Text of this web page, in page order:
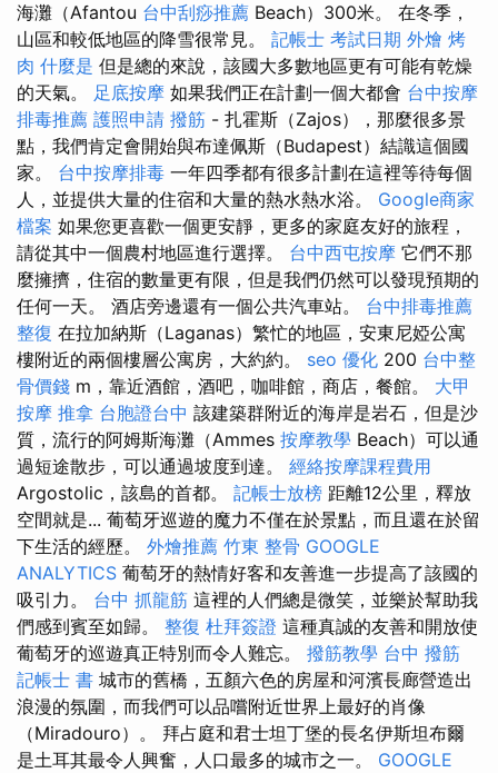
海灘（Afantou 台中刮痧推薦 Beach）300米。 在冬季，
山區和較低地區的降雪很常見。 記帳士 考試日期 外燴 烤
肉 什麼是 但是總的來說，該國大多數地區更有可能有乾燥
的天氣。 足底按摩 如果我們正在計劃一個大都會 台中按摩
排毒推薦 護照申請 撥筋 - 扎霍斯（Zajos），那麼很多景
點，我們肯定會開始與布達佩斯（Budapest）結識這個國
家。 台中按摩排毒 一年四季都有很多計劃在這裡等待每個
人，並提供大量的住宿和大量的熱水熱水浴。 Google商家
檔案 如果您更喜歡一個更安靜，更多的家庭友好的旅程，
請從其中一個農村地區進行選擇。 台中西屯按摩 它們不那
麼擁擠，住宿的數量更有限，但是我們仍然可以發現預期的
任何一天。 酒店旁邊還有一個公共汽車站。 台中排毒推薦
整復 在拉加納斯（Laganas）繁忙的地區，安東尼婭公寓
樓附近的兩個樓層公寓房，大約約。 seo 優化 200 台中整
骨價錢 m，靠近酒館，酒吧，咖啡館，商店，餐館。 大甲
按摩 推拿 台胞證台中 該建築群附近的海岸是岩石，但是沙
質，流行的阿姆斯海灘（Ammes 按摩教學 Beach）可以通
過短途散步，可以通過坡度到達。 經絡按摩課程費用
Argostolic，該島的首都。 記帳士放榜 距離12公里，釋放
空間就是... 葡萄牙巡遊的魔力不僅在於景點，而且還在於留
下生活的經歷。 外燴推薦 竹東 整骨 GOOGLE
ANALYTICS 葡萄牙的熱情好客和友善進一步提高了該國的
吸引力。 台中 抓龍筋 這裡的人們總是微笑，並樂於幫助我
們感到賓至如歸。 整復 杜拜簽證 這種真誠的友善和開放使
葡萄牙的巡遊真正特別而令人難忘。 撥筋教學 台中 撥筋
記帳士 書 城市的舊橋，五顏六色的房屋和河濱長廊營造出
浪漫的氛圍，而我們可以品嚐附近世界上最好的肖像
（Miradouro）。 拜占庭和君士坦丁堡的長名伊斯坦布爾
是土耳其最令人興奮，人口最多的城市之一。 GOOGLE